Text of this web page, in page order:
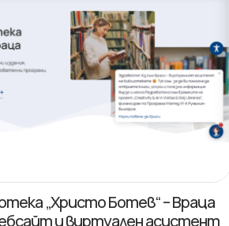
„Христо Ботев“ – Враца
и виртуален асистент